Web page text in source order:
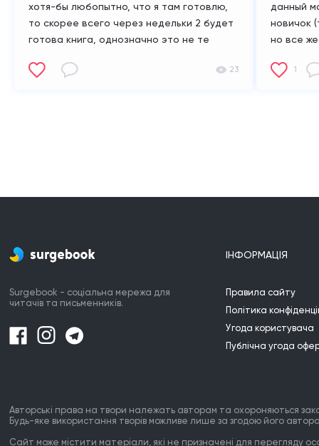
хотя-бы любопытно, что я там готовлю,
то скорее всего через недельки 2 будет
готова книга, однозначно это не те
мне в кой веки будет стыдно, нет это
литературы так, что думаю есть
23
данный
новичок
но все
1
Surgebook - соціальна мережа для
читачів та письменників.
ІНФОРМАЦІЯ
Правила сайту
Політика
Угода користувача
Публічна угода
Авторські права на твори належать авторам та охороняються
Будь-яке використання творів можливе лише за згодою його
Сайт може містити матеріали, які не призначені для перегляду